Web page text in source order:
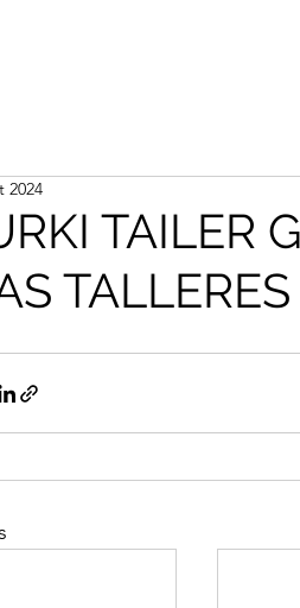
TAILER
TALLERES
2024